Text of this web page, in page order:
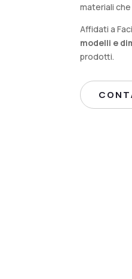
materiali
Affidati a
modelli e
prodotti.